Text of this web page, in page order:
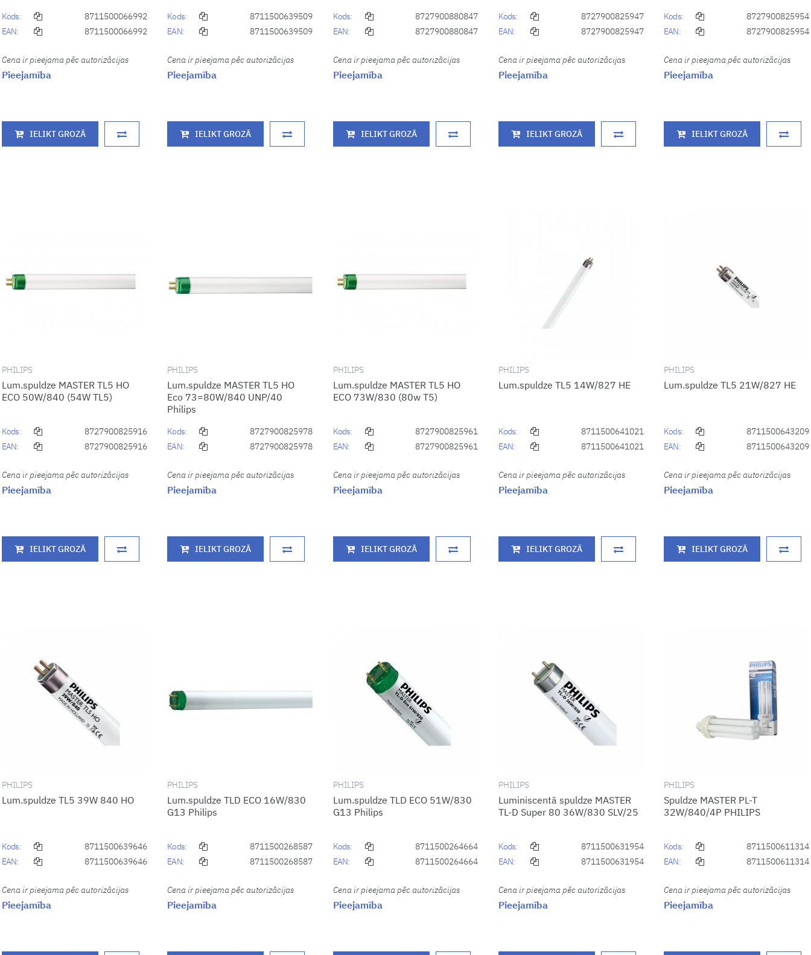
Kods:
8711500066992
EAN:
8711500066992
Cena ir pieejama pēc autorizācijas
Pieejamība
IELIKT GROZĀ
Kods:
8711500639509
EAN:
8711500639509
Cena ir pieejama pēc autorizācijas
Pieejamība
IELIKT GROZĀ
Kods:
8727900880847
EAN:
8727900880847
Cena ir pieejama pēc autorizācijas
Pieejamība
IELIKT GROZĀ
Kods:
8727900825947
EAN:
8727900825947
Cena ir pieejama pēc autorizācijas
Pieejamība
IELIKT GROZĀ
Kods:
8727900825954
EAN:
8727900825954
Cena ir pieejama pēc autorizācijas
Pieejamība
IELIKT GROZĀ
PHILIPS
Lum.spuldze MASTER TL5 HO
ECO 50W/840 (54W TL5)
Kods:
8727900825916
EAN:
8727900825916
Cena ir pieejama pēc autorizācijas
Pieejamība
IELIKT GROZĀ
PHILIPS
Lum.spuldze MASTER TL5 HO
Eco 73=80W/840 UNP/40
Philips
Kods:
8727900825978
EAN:
8727900825978
Cena ir pieejama pēc autorizācijas
Pieejamība
IELIKT GROZĀ
PHILIPS
Lum.spuldze MASTER TL5 HO
ECO 73W/830 (80w T5)
Kods:
8727900825961
EAN:
8727900825961
Cena ir pieejama pēc autorizācijas
Pieejamība
IELIKT GROZĀ
PHILIPS
Lum.spuldze TL5 14W/827 HE
Kods:
8711500641021
EAN:
8711500641021
Cena ir pieejama pēc autorizācijas
Pieejamība
IELIKT GROZĀ
PHILIPS
Lum.spuldze TL5 21W/827 HE
Kods:
8711500643209
EAN:
8711500643209
Cena ir pieejama pēc autorizācijas
Pieejamība
IELIKT GROZĀ
PHILIPS
Lum.spuldze TL5 39W 840 HO
Kods:
8711500639646
EAN:
8711500639646
Cena ir pieejama pēc autorizācijas
Pieejamība
PHILIPS
Lum.spuldze TLD ECO 16W/830
G13 Philips
Kods:
8711500268587
EAN:
8711500268587
Cena ir pieejama pēc autorizācijas
Pieejamība
PHILIPS
Lum.spuldze TLD ECO 51W/830
G13 Philips
Kods:
8711500264664
EAN:
8711500264664
Cena ir pieejama pēc autorizācijas
Pieejamība
PHILIPS
Luminiscentā spuldze MASTER
TL-D Super 80 36W/830 SLV/25
Kods:
8711500631954
EAN:
8711500631954
Cena ir pieejama pēc autorizācijas
Pieejamība
PHILIPS
Spuldze MASTER PL-T
32W/840/4P PHILIPS
Kods:
8711500611314
EAN:
8711500611314
Cena ir pieejama pēc autorizācijas
Pieejamība